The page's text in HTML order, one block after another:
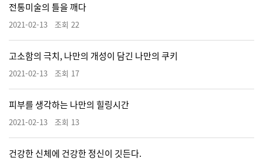
전통미술의 틀을 깨다
2021-02-13 조회 22
고소함의 극치, 나만의 개성이 담긴 나만의 쿠키
2021-02-13 조회 17
피부를 생각하는 나만의 힐링시간
2021-02-13 조회 13
건강한 신체에 건강한 정신이 깃든다.